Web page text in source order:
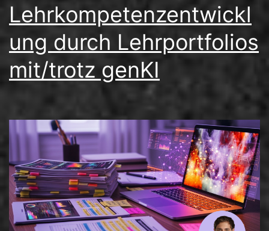
Lehrkompetenzentwickl
ung durch Lehrportfolios
mit/trotz genKI